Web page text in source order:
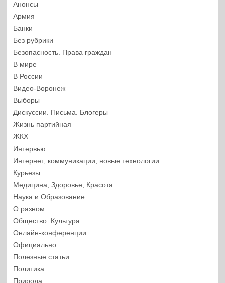
Анонсы
Армия
Банки
Без рубрики
Безопасность. Права граждан
В мире
В России
Видео-Воронеж
Выборы
Дискуссии. Письма. Блогеры
Жизнь партийная
ЖКХ
Интервью
Интернет, коммуникации, новые технологии
Курьезы
Медицина, Здоровье, Красота
Наука и Образование
О разном
Общество. Культура
Онлайн-конференции
Официально
Полезные статьи
Политика
Природа